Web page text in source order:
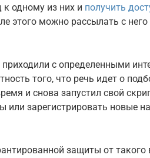
одному из них и получить
этого можно рассылать с
с определенными
того, что речь идет о
и снова запустил свой
или зарегистрировать новые
защиты от такого